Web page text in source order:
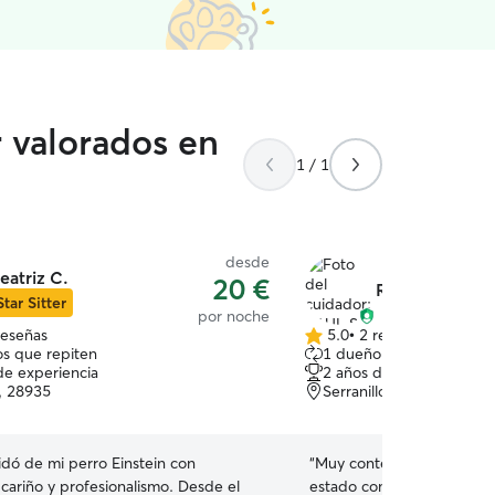
en
1 / 1
C.
Sitter
desde
20 €
por noche
que repiten
experiencia
28935
de mi perro Einstein con
y profesionalismo. Desde el
RAUL S.
5.0
de
5
estrellas
5.0• 2 reseñas
1 dueño que repite
2 años de experiencia
Serranillos del Valle,
“Muy contentos con Raul,
estado como en casa y